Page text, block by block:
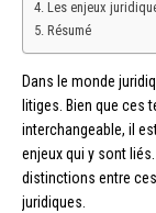
Les enjeux
Résumé
Dans le monde
litiges. Bien que ces
interchangeable, il
enjeux qui y sont
distinctions entre
juridiques.